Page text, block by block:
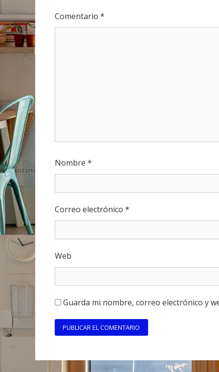
Comentario *
Nombre *
Correo electrónico *
Web
Guarda mi nombre, correo electrónico y